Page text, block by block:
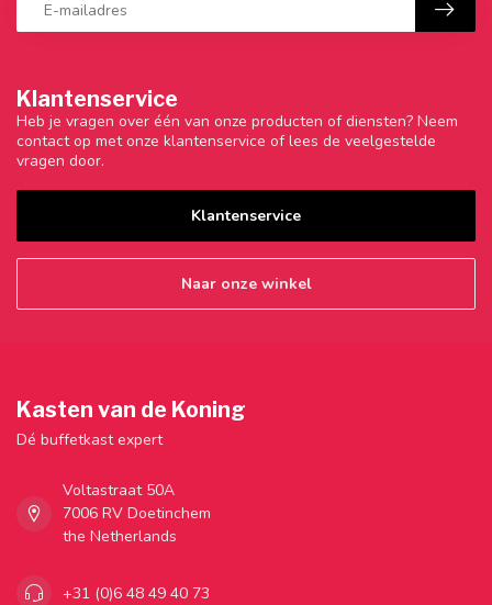
Klantenservice
Heb je vragen over één van onze producten of diensten? Neem
contact op met onze klantenservice of lees de veelgestelde
vragen door.
Klantenservice
Naar onze winkel
Kasten van de Koning
Dé buffetkast expert
Voltastraat 50A
7006 RV Doetinchem
the Netherlands
+31 (0)6 48 49 40 73